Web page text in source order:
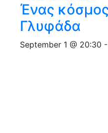
Ένας
Γλυφάδα
September 1 @ 20:30 -